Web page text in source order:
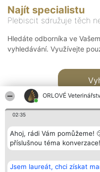
ORLOVÉ
02:35
Ahoj, rádi Vám pomůžeme!
příslušnou téma
Jsem laureát, chci získat
Najít specialistu
Plebiscit sdružuje těch
Hledáte odborníka ve
vyhledávání. Využívejte
Bright Side Solutions sp. z o.
o. sp. k.